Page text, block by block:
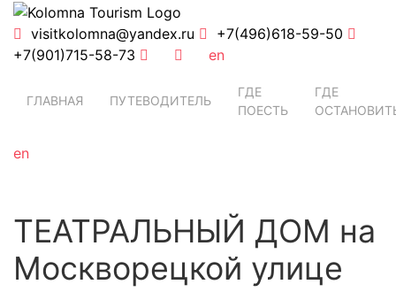
visitkolomna@yandex.ru
+7(496)618-59-50
+7(901)715-58-73
en
ГЛАВНАЯ ПУТЕВОДИТЕЛЬ
ГДЕ
ПОЕСТЬ
ГДЕ
en
ТЕАТРАЛЬНЫЙ ДОМ на
Москворецкой улице